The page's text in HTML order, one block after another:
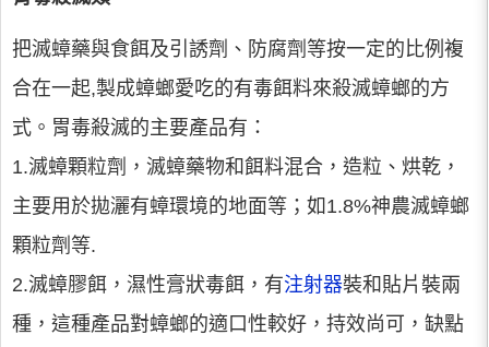
把滅蟑藥與食餌及引誘劑、防腐劑等按一定的比例複
合在一起,製成蟑螂愛吃的有毒餌料來殺滅蟑螂的方
式。胃毒殺滅的主要產品有：
1.滅蟑顆粒劑，滅蟑藥物和餌料混合，造粒、烘乾，
主要用於拋灑有蟑環境的地面等；如1.8%神農滅蟑螂
顆粒劑等.
2.滅蟑膠餌，濕性膏狀毒餌，有注射器裝和貼片裝兩
種，這種產品對蟑螂的適口性較好，持效尚可，缺點